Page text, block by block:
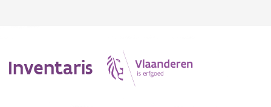
Inventaris